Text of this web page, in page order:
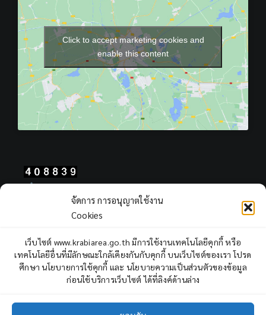
จัดการ การอนุญาตใช้งาน
Cookies
เว็บไซต์ www.krabiarea.go.th มีการใช้งานเทคโนโลยีคุกกี้ หรือ
เทคโนโลยีอื่นที่มีลักษณะใกล้เคียงกันกับคุกกี้ บนเว็บไซต์ของเรา โปรด
ศึกษา นโยบายการใช้คุกกี้ และ นโยบายความเป็นส่วนตัวของข้อมูล
ก่อนใช้บริการเว็บไซต์ ได้ที่ลิงค์ด้านล่าง
Click to accept marketing cookies and
enable this content
Views Today : 286
Views Yesterday : 2311
Total views : 968193
Who's Online : 0